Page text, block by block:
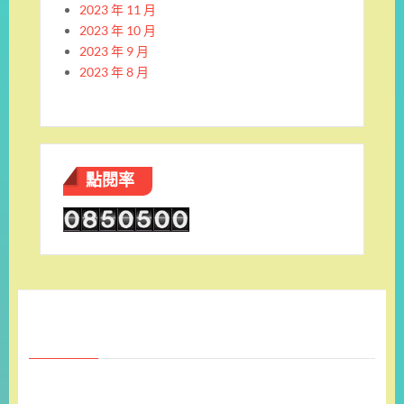
2023 年 11 月
2023 年 10 月
2023 年 9 月
2023 年 8 月
點閱率